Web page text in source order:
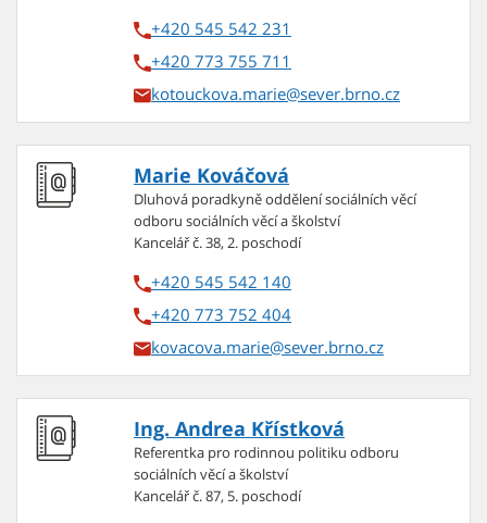
+420 545 542 231
+420 773 755 711
kotouckova.marie
Marie Kováčová
Dluhová poradkyně oddělení sociálních věcí
odboru sociálních věcí a školství
Kancelář č. 38, 2. poschodí
+420 545 542 140
+420 773 752 404
kovacova.marie
Ing. Andrea Křístková
Referentka pro rodinnou politiku odboru
sociálních věcí a školství
Kancelář č. 87, 5. poschodí